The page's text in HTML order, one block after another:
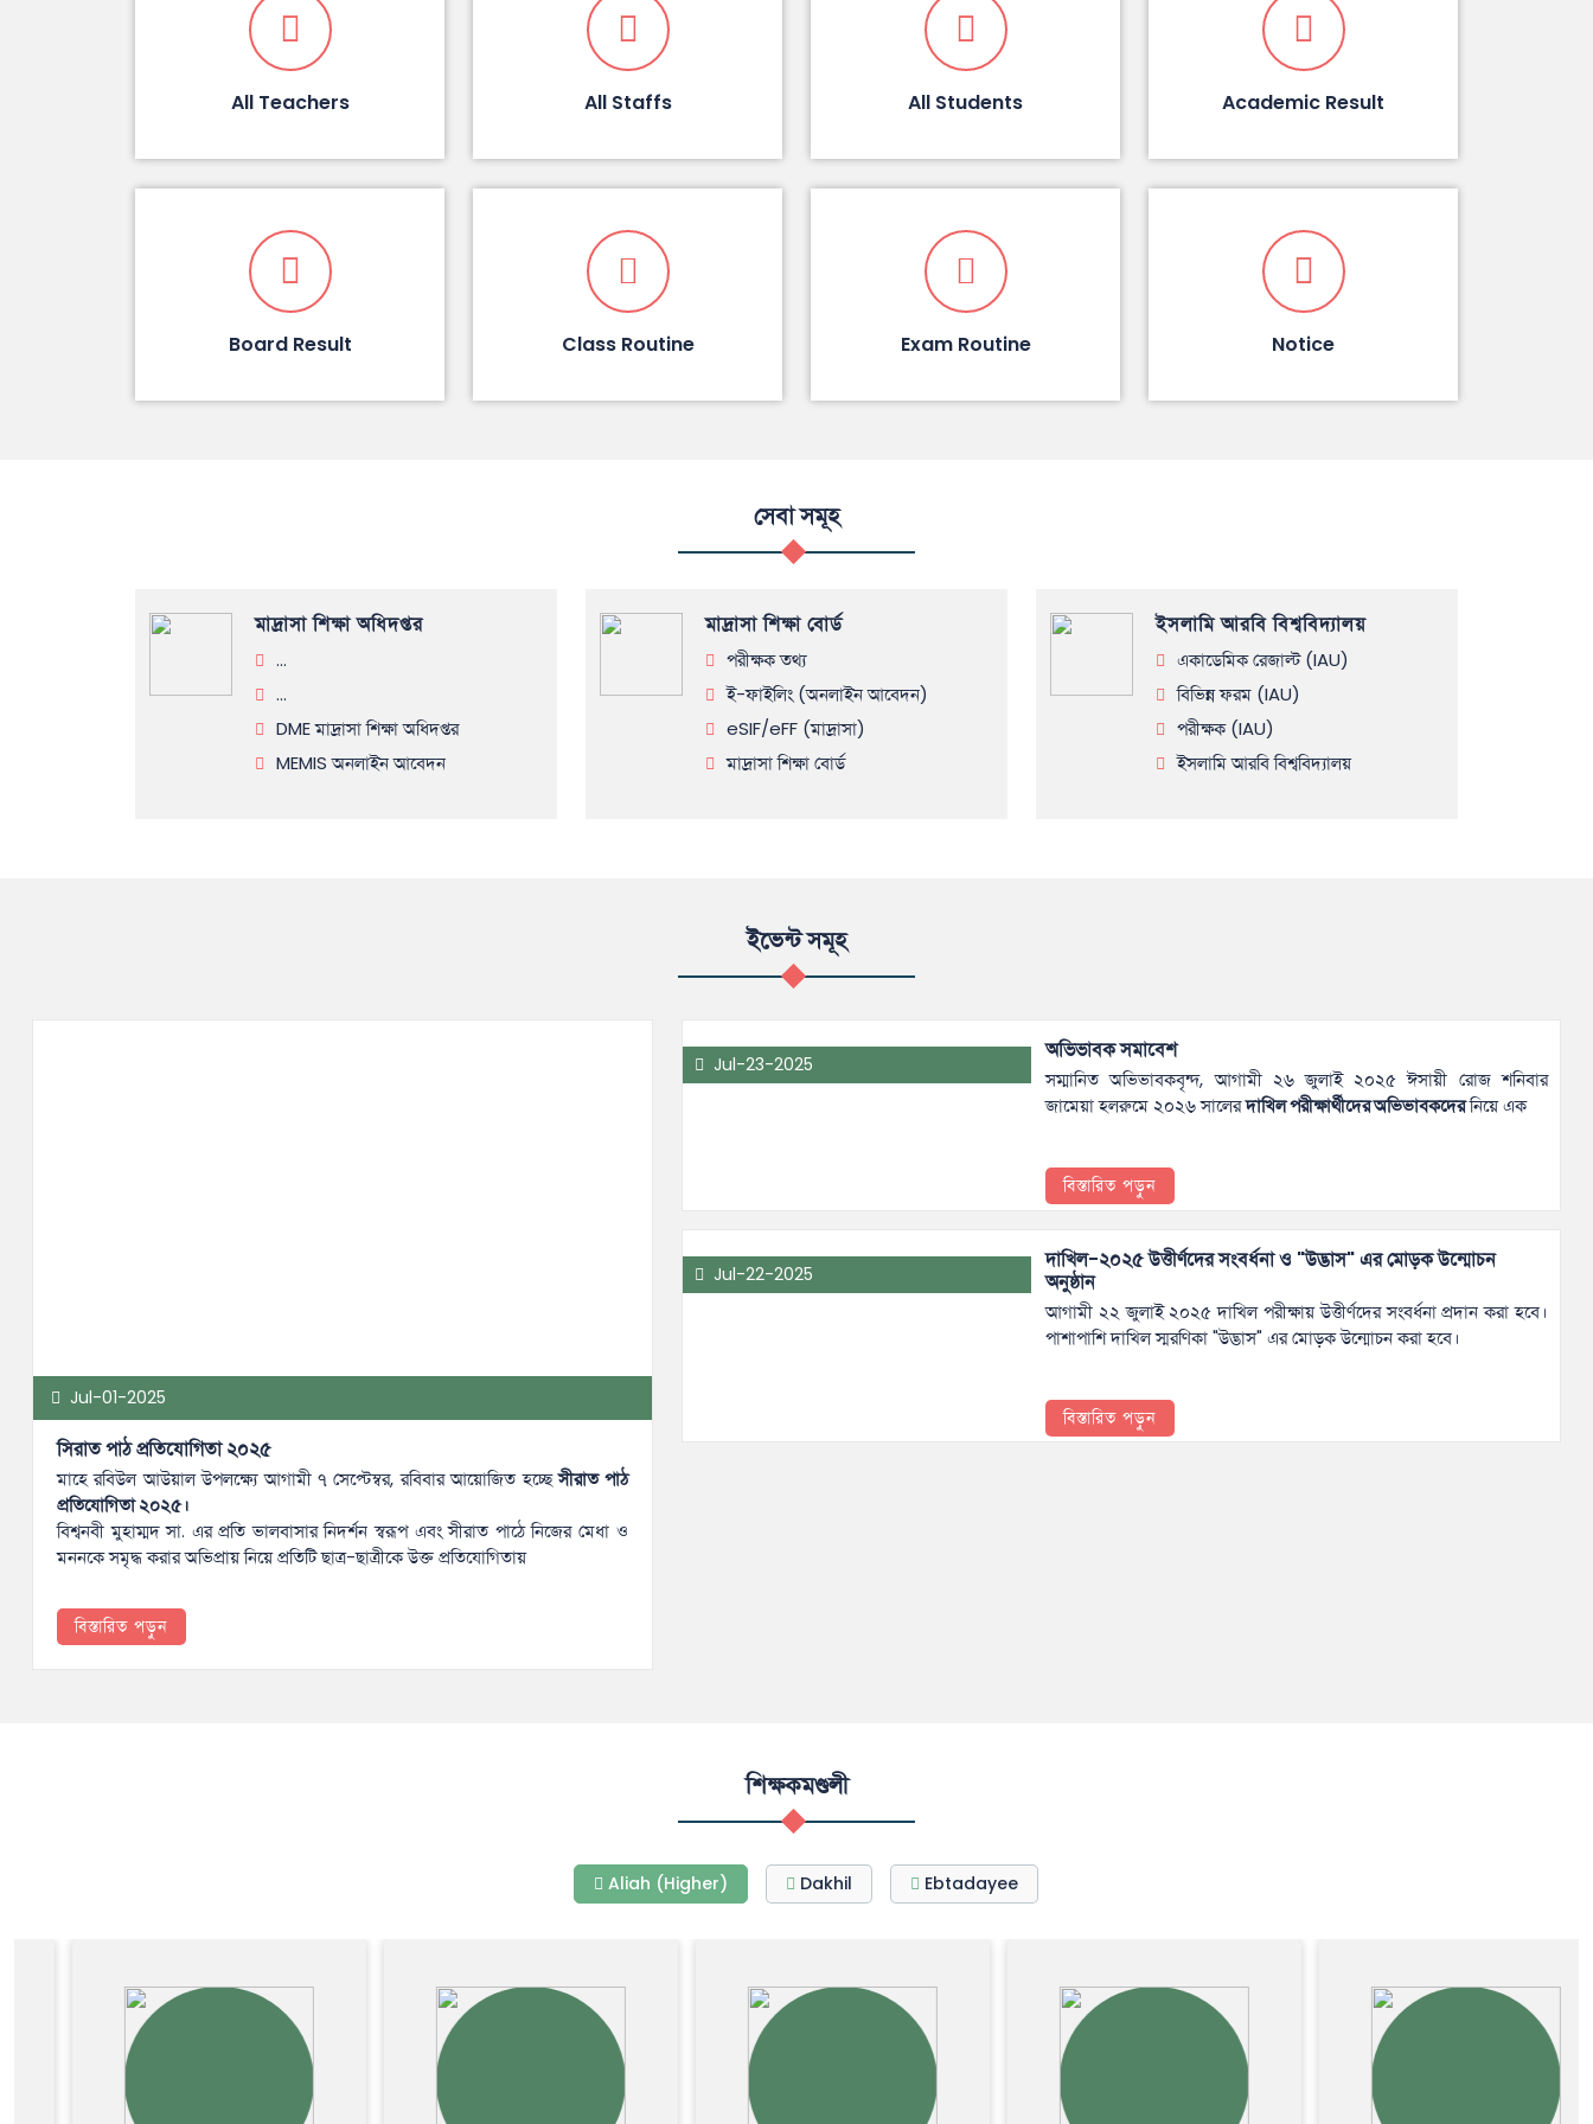
All Teachers All Staffs All Students Academic Result
Board Result Class Routine Exam Routine Notice
সেবা সমূহ
মাদ্রাসা শিক্ষা অধিদপ্তর
...
...
DME মাদ্রাসা শিক্ষা অধিদপ্তর
MEMIS অনলাইন আবেদন
মাদ্রাসা শিক্ষা বোর্ড
পরীক্ষক তথ্য
ই-ফাইলিং (অনলাইন আবেদন)
eSIF/eFF (মাদ্রাসা)
মাদ্রাসা শিক্ষা বোর্ড
ইসলামি আরবি বিশ্ববিদ্যালয়
একাডেমিক রেজাল্ট (IAU)
বিভিন্ন ফরম (IAU)
পরীক্ষক (IAU)
ইসলামি আরবি বিশ্ববিদ্যালয়
ইভেন্ট সমূহ
Jul-01-2025
সিরাত পাঠ প্রতিযোগিতা ২০২৫
মাহে রবিউল আউয়াল উপলক্ষ্যে আগামী ৭ সেপ্টেম্বর, রবিবার আয়োজিত হচ্ছেসীরাত পাঠ
প্রতিযোগিতা ২০২৫।
বিশ্বনবী মুহাম্মদ সা. এর প্রতি ভালবাসার নিদর্শন স্বরূপ এবং সীরাত পাঠে নিজের মেধা ও
মননকে সমৃদ্ধ করার অভিপ্রায় নিয়ে প্রতিটি ছাত্র-ছাত্রীকে উক্ত প্রতিযোগিতায়
বিস্তারিত পড়ুন
Jul-23-2025
অভিভাবক সমাবেশ
সম্মানিত অভিভাবকবৃন্দ, আগামী ২৬ জুলাই ২০২৫ ঈসায়ী রোজ শনিবার
জামেয়া হলরুমে ২০২৬ সালেরদাখিল পরীক্ষার্থীদের অভিভাবকদেরনিয়ে এক
বিস্তারিত পড়ুন
Jul-22-2025
দাখিল-২০২৫ উত্তীর্ণদের সংবর্ধনা ও "উদ্ভাস" এর মোড়ক উন্মোচন
অনুষ্ঠান
আগামী ২২ জুলাই ২০২৫ দাখিল পরীক্ষায় উত্তীর্ণদের সংবর্ধনা প্রদান করা হবে।
পাশাপাশি দাখিল স্মরণিকা "উদ্ভাস" এর মোড়ক উন্মোচন করা হবে।
বিস্তারিত পড়ুন
শিক্ষকমণ্ডলী
Aliah (Higher) Dakhil Ebtadayee